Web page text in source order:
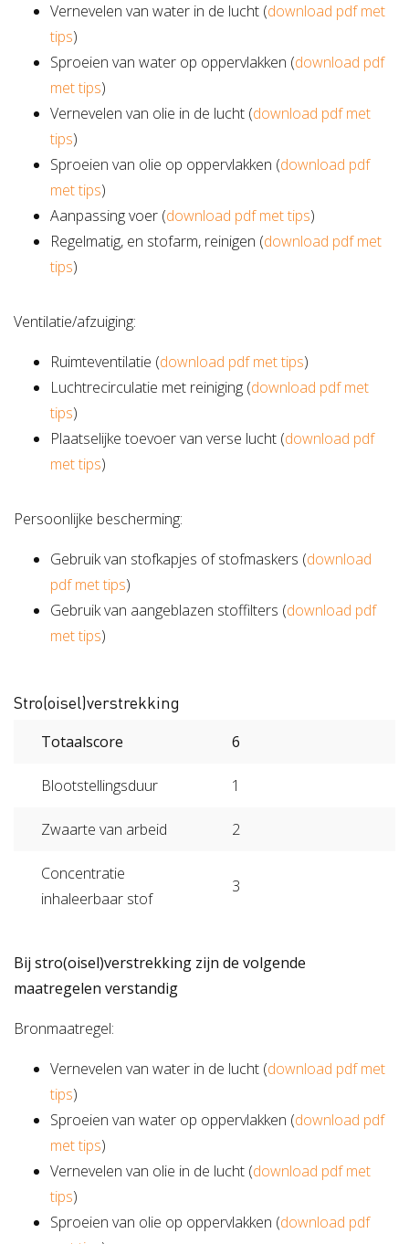
Vernevelen van water in de lucht (download pdf met
tips)
Sproeien van water op oppervlakken (download pdf
met tips)
Vernevelen van olie in de lucht (download pdf met
tips)
Sproeien van olie op oppervlakken (download pdf
met tips)
Aanpassing voer (download pdf met tips)
Regelmatig, en stofarm, reinigen (download pdf met
tips)
Ventilatie/afzuiging:
Ruimteventilatie (download pdf met tips)
Luchtrecirculatie met reiniging (download pdf met
tips)
Plaatselijke toevoer van verse lucht (download pdf
met tips)
Persoonlijke bescherming:
Gebruik van stofkapjes of stofmaskers (download
pdf met tips)
Gebruik van aangeblazen stoffilters (download pdf
met tips)
Stro(oisel)verstrekking
Totaalscore 6
Blootstellingsduur 1
Zwaarte van arbeid 2
Concentratie
inhaleerbaar stof
3
Bij stro(oisel)verstrekking zijn de volgende
maatregelen verstandig
Bronmaatregel:
Vernevelen van water in de lucht (download pdf met
tips)
Sproeien van water op oppervlakken (download pdf
met tips)
Vernevelen van olie in de lucht (download pdf met
tips)
Sproeien van olie op oppervlakken (download pdf